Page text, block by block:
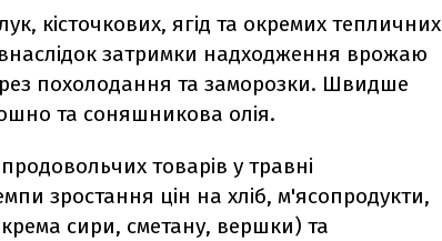
кісточкових, ягід та окремих тепличних
затримки надходження врожаю
похолодання та заморозки. Швидше
та соняшникова олія.
товарів у травні
зростання цін на хліб, м'ясопродукти,
сири, сметану, вершки) та